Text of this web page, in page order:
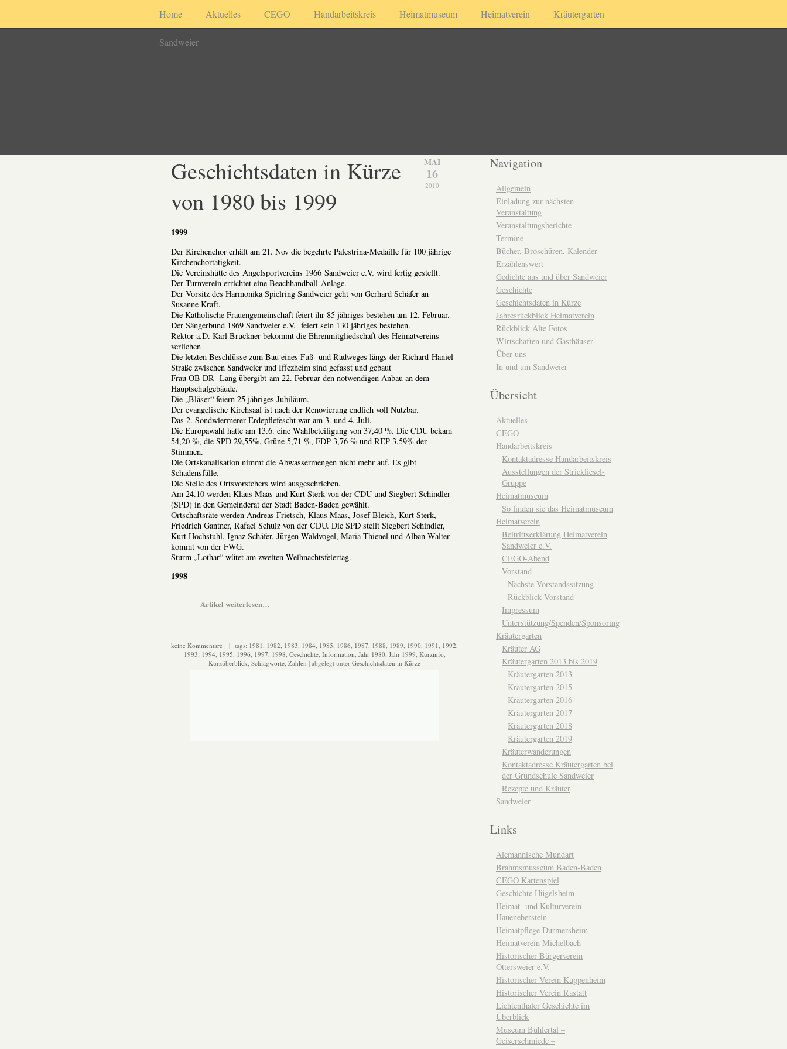
Home Aktuelles CEGO Handarbeitskreis Heimatmuseum Heimatverein Kräutergarten
Sandweier
MAI
16
2010
Geschichtsdaten in Kürze
von 1980 bis 1999
1999
Der Kirchenchor erhält am 21. Nov die begehrte Palestrina-Medaille für 100 jährige
Kirchenchortätigkeit.
Die Vereinshütte des Angelsportvereins 1966 Sandweier e.V. wird fertig gestellt.
Der Turnverein errichtet eine Beachhandball-Anlage.
Der Vorsitz des Harmonika Spielring Sandweier geht von Gerhard Schäfer an
Susanne Kraft.
Die Katholische Frauengemeinschaft feiert ihr 85 jähriges bestehen am 12. Februar.
Der Sängerbund 1869 Sandweier e.V. feiert sein 130 jähriges bestehen.
Rektor a.D. Karl Bruckner bekommt die Ehrenmitgliedschaft des Heimatvereins
verliehen
Die letzten Beschlüsse zum Bau eines Fuß- und Radweges längs der Richard-Haniel-
Straße zwischen Sandweier und Iffezheim sind gefasst und gebaut
Frau OB DR Lang übergibt am 22. Februar den notwendigen Anbau an dem
Hauptschulgebäude.
Die „Bläser“ feiern 25 jähriges Jubiläum.
Der evangelische Kirchsaal ist nach der Renovierung endlich voll Nutzbar.
Das 2. Sondwiermerer Erdepflefescht war am 3. und 4. Juli.
Die Europawahl hatte am 13.6. eine Wahlbeteiligung von 37,40 %. Die CDU bekam
54,20 %, die SPD 29,55%, Grüne 5,71 %, FDP 3,76 % und REP 3,59% der
Stimmen.
Die Ortskanalisation nimmt die Abwassermengen nicht mehr auf. Es gibt
Schadensfälle.
Die Stelle des Ortsvorstehers wird ausgeschrieben.
Am 24.10 werden Klaus Maas und Kurt Sterk von der CDU und Siegbert Schindler
(SPD) in den Gemeinderat der Stadt Baden-Baden gewählt.
Ortschaftsräte werden Andreas Frietsch, Klaus Maas, Josef Bleich, Kurt Sterk,
Friedrich Gantner, Rafael Schulz von der CDU. Die SPD stellt Siegbert Schindler,
Kurt Hochstuhl, Ignaz Schäfer, Jürgen Waldvogel, Maria Thienel und Alban Walter
kommt von der FWG.
Sturm „Lothar“ wütet am zweiten Weihnachtsfeiertag.
1998
Artikel weiterlesen…
keine Kommentare | tags: 1981, 1982, 1983, 1984, 1985, 1986, 1987, 1988, 1989, 1990, 1991, 1992,
1993, 1994, 1995, 1996, 1997, 1998, Geschichte, Information, Jahr 1980, Jahr 1999, Kurzinfo,
Kurzüberblick, Schlagworte, Zahlen | abgelegt unter Geschichtsdaten in Kürze
Navigation
Allgemein
Einladung zur nächsten
Veranstaltung
Veranstaltungsberichte
Termine
Bücher, Broschüren, Kalender
Erzählenswert
Gedichte aus und über Sandweier
Geschichte
Geschichtsdaten in Kürze
Jahresrückblick Heimatverein
Rückblick Alte Fotos
Wirtschaften und Gasthäuser
Über uns
In und um Sandweier
Übersicht
Aktuelles
CEGO
Handarbeitskreis
Kontaktadresse Handarbeitskreis
Ausstellungen der Strickliesel-
Gruppe
Heimatmuseum
So finden sie das Heimatmuseum
Heimatverein
Beitrittserklärung Heimatverein
Sandweier e.V.
CEGO-Abend
Vorstand
Nächste Vorstandssitzung
Rückblick Vorstand
Impressum
Unterstützung/Spenden/Sponsoring
Kräutergarten
Kräuter AG
Kräutergarten 2013 bis 2019
Kräutergarten 2013
Kräutergarten 2015
Kräutergarten 2016
Kräutergarten 2017
Kräutergarten 2018
Kräutergarten 2019
Kräuterwanderungen
Kontaktadresse Kräutergarten bei
der Grundschule Sandweier
Rezepte und Kräuter
Sandweier
Links
Alemannische Mundart
Brahmsmusseum Baden-Baden
CEGO Kartenspiel
Geschichte Hügelsheim
Heimat- und Kulturverein
Haueneberstein
Heimatpflege Durmersheim
Heimatverein Michelbach
Historischer Bürgerverein
Ottersweier e.V.
Historischer Verein Kuppenheim
Historischer Verein Rastatt
Lichtenthaler Geschichte im
Überblick
Museum Bühlertal –
Geiserschmiede –